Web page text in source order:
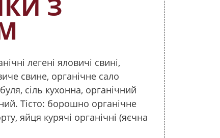
легені яловичі свині,
свине, органічне сало
сіль кухонна, органічний
Тісто: борошно органічне
яйця курячі органічні (яєчна